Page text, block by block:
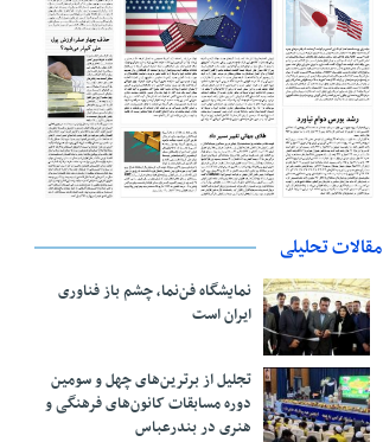
مقالات تحلیلی
نمایشگاه فن‌نما، چشم باز فناوری
ایران است
تجلیل از بر‌ترین‌های چهل و سومین
دوره مسابقات کانون‌های فرهنگی و
هنری در بندرعباس